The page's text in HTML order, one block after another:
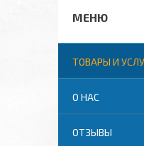
ТОВАРЫ И
О НАС
ОТЗЫВЫ